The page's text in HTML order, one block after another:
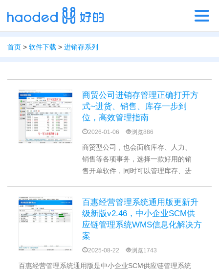
首页 > 软件下载 > 进销存系列
商贸公司进销存管理正确打开方
式~进货、销售、库存一步到
位，高效管理指南
2026-01-06 浏览886
商贸型公司，也会面临库存、人力、
销售等各项事务，选择一款好用的销
售开单软件，同时可以管理库存、进
购、财务对账等常用业务，结合公司
多年经验而研发的一套进销存管理系
统，用过都说好！
百惠经营管理系统通用版更新升
级新版v2.46，中小企业SCM供
应链管理系统WMS信息化解决方
案
2025-08-22 浏览1743
百惠经营管理系统通用版是中小企业SCM供应链管理系统